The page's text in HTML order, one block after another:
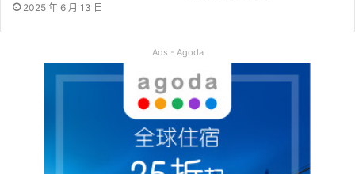
2025 年 6 月 13 日
Ads - Agoda